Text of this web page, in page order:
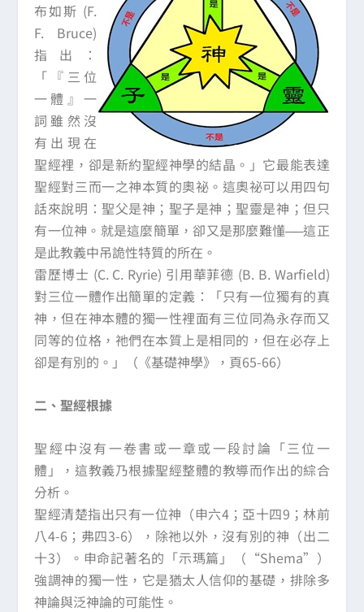
布如斯 (F.
F. Bruce)
指出：
「『三位
一體』一
詞雖然沒
有出現在
聖經裡，卻是新約聖經神學的結晶。」它最能表達
聖經對三而一之神本質的奧祕。這奧祕可以用四句
話來說明：聖父是神；聖子是神；聖靈是神；但只
有一位神。就是這麼簡單，卻又是那麼難懂──這正
是此教義中吊詭性特質的所在。
雷歷博士 (C. C. Ryrie) 引用華菲德 (B. B. Warfield)
對三位一體作出簡單的定義：「只有一位獨有的真
神，但在神本體的獨一性裡面有三位同為永存而又
同等的位格，祂們在本質上是相同的，但在必存上
卻是有別的。」（《基礎神學》，頁65-66）
二、聖經根據
聖經中沒有一卷書或一章或一段討論「三位一
體」，這教義乃根據聖經整體的教導而作出的綜合
分析。
聖經清楚指出只有一位神（申六4；亞十四9；林前
八4-6；弗四3-6），除祂以外，沒有別的神（出二
十3）。申命記著名的「示瑪篇」（“Shema”）
強調神的獨一性，它是猶太人信仰的基礎，排除多
神論與泛神論的可能性。